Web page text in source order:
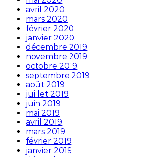
avril 2020
mars 2020
février 2020
janvier 2020
décembre 2019
novembre 2019
octobre 2019
septembre 2019
août 2019
juillet 2019
juin 2019
mai 2019
avril 2019
mars 2019
février 2019
janvier 2019